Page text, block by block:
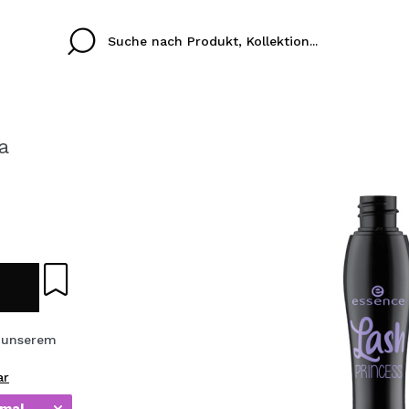
Ich habe hier kein
ICH
Durch die Erstellung
Einkäufe schnell
ESPAÑOL
Ines
colori